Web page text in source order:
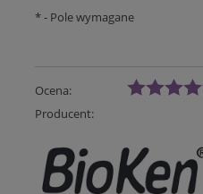
*- Pole wymagane
Ocena:
Producent: